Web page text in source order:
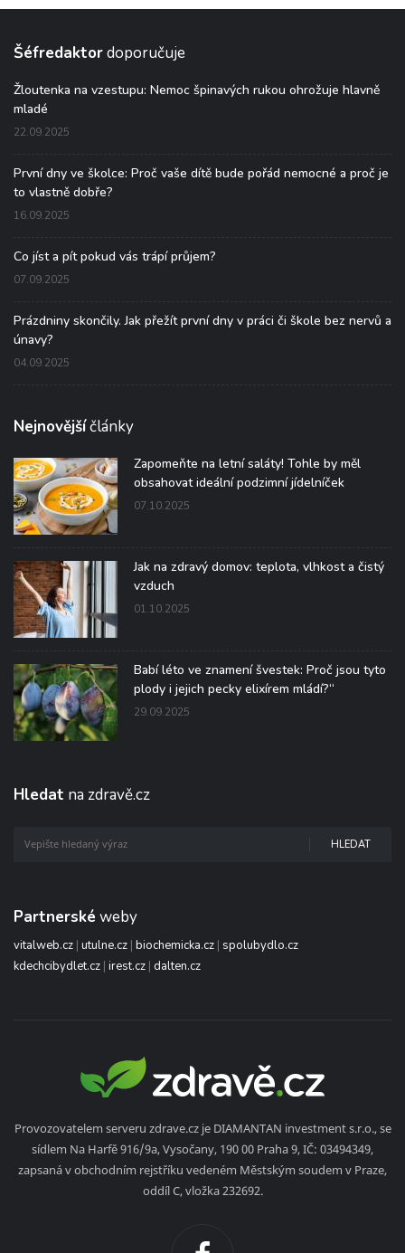
Šéfredaktordoporučuje
Žloutenka na vzestupu: Nemoc špinavých rukou ohrožuje hlavně
mladé
22.09.2025
První dny ve školce: Proč vaše dítě bude pořád nemocné a proč je
to vlastně dobře?
16.09.2025
Co jíst a pít pokud vás trápí průjem?
07.09.2025
Prázdniny skončily. Jak přežít první dny v práci či škole bez nervů a
únavy?
04.09.2025
Nejnovějšíčlánky
Zapomeňte na letní saláty! Tohle by měl
obsahovat ideální podzimní jídelníček
07.10.2025
Jak na zdravý domov: teplota, vlhkost a čistý
vzduch
01.10.2025
Babí léto ve znamení švestek: Proč jsou tyto
plody i jejich pecky elixírem mládí?“
29.09.2025
Hledat na zdravě.cz
HLEDAT
Partnerské weby
vitalweb.cz | utulne.cz | biochemicka.cz | spolubydlo.cz
kdechcibydlet.cz | irest.cz | dalten.cz
Provozovatelem serveru zdrave.cz je DIAMANTAN investment s.r.o., se
sídlem Na Harfě 916/9a, Vysočany, 190 00 Praha 9, IČ: 03494349,
zapsaná v obchodním rejstříku vedeném Městským soudem v Praze,
oddíl C, vložka 232692.